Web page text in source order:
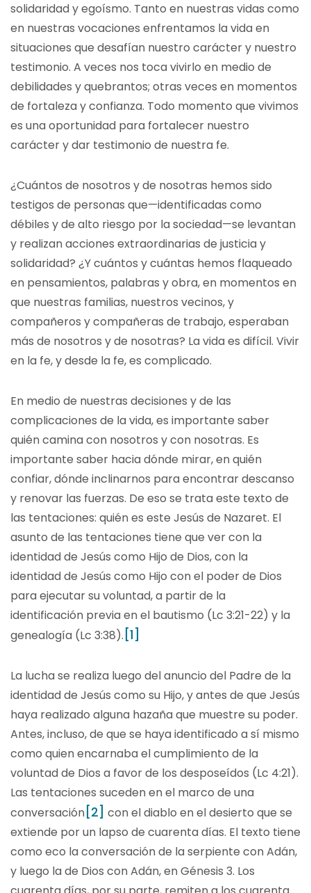
solidaridad y egoísmo. Tanto en nuestras vidas como
en nuestras vocaciones enfrentamos la vida en
situaciones que desafían nuestro carácter y nuestro
testimonio. A veces nos toca vivirlo en medio de
debilidades y quebrantos; otras veces en momentos
de fortaleza y confianza. Todo momento que vivimos
es una oportunidad para fortalecer nuestro
carácter y dar testimonio de nuestra fe.
¿Cuántos de nosotros y de nosotras hemos sido
testigos de personas que—identificadas como
débiles y de alto riesgo por la sociedad—se levantan
y realizan acciones extraordinarias de justicia y
solidaridad? ¿Y cuántos y cuántas hemos flaqueado
en pensamientos, palabras y obra, en momentos en
que nuestras familias, nuestros vecinos, y
compañeros y compañeras de trabajo, esperaban
más de nosotros y de nosotras? La vida es difícil. Vivir
en la fe, y desde la fe, es complicado.
En medio de nuestras decisiones y de las
complicaciones de la vida, es importante saber
quién camina con nosotros y con nosotras. Es
importante saber hacia dónde mirar, en quién
confiar, dónde inclinarnos para encontrar descanso
y renovar las fuerzas. De eso se trata este texto de
las tentaciones: quién es este Jesús de Nazaret. El
asunto de las tentaciones tiene que ver con la
identidad de Jesús como Hijo de Dios, con la
identidad de Jesús como Hijo con el poder de Dios
para ejecutar su voluntad, a partir de la
identificación previa en el bautismo (Lc 3:21-22) y la
genealogía (Lc 3:38). [1]
La lucha se realiza luego del anuncio del Padre de la
identidad de Jesús como su Hijo, y antes de que Jesús
haya realizado alguna hazaña que muestre su poder.
Antes, incluso, de que se haya identificado a sí mismo
como quien encarnaba el cumplimiento de la
voluntad de Dios a favor de los desposeídos (Lc 4:21).
Las tentaciones suceden en el marco de una
conversación [2] con el diablo en el desierto que se
extiende por un lapso de cuarenta días. El texto tiene
como eco la conversación de la serpiente con Adán,
y luego la de Dios con Adán, en Génesis 3. Los